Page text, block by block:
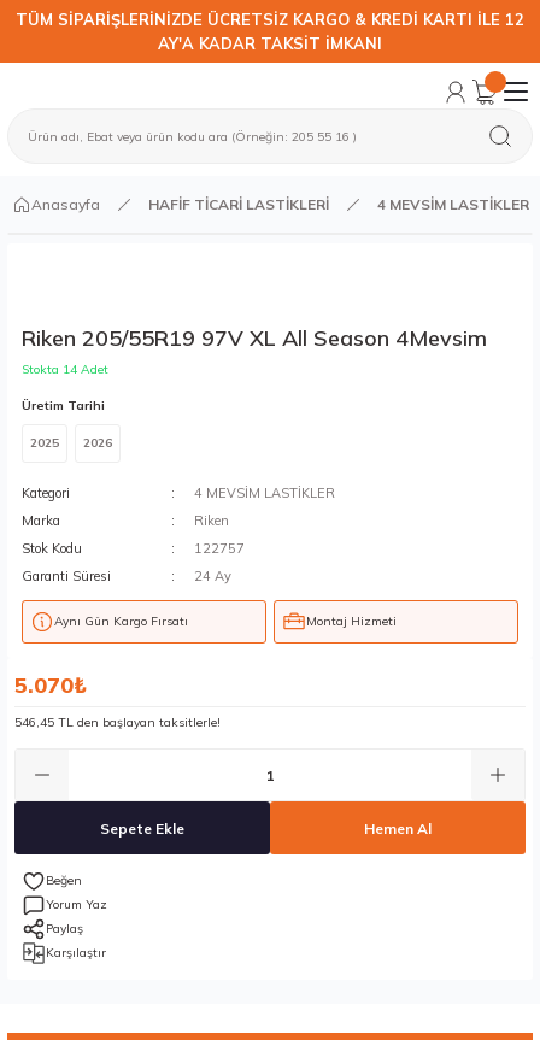
TÜM SİPARİŞLERİNİZDE ÜCRETSİZ KARGO & KREDİ KARTI İLE 12
AY'A KADAR TAKSİT İMKANI
Anasayfa HAFİF TİCARİ LASTİKLERİ 4 MEVSİM LASTİKLER
Riken 205/55R19 97V XL All Season 4Mevsim
Stokta 14 Adet
Üretim Tarihi
2025 2026
Kategori
4 MEVSİM LASTİKLER
Marka
Riken
Stok Kodu
122757
Garanti Süresi
24 Ay
Aynı Gün Kargo Fırsatı Montaj Hizmeti
5.070₺
546,45 TL den başlayan taksitlerle!
Sepete Ekle Hemen Al
Yorum Yaz
Paylaş
Karşılaştır